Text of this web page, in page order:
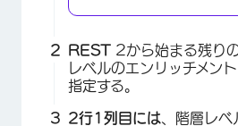
REST 2から始まる残り
レベルのエンリッチメン
指定する。
2行1列目には 、階層レ